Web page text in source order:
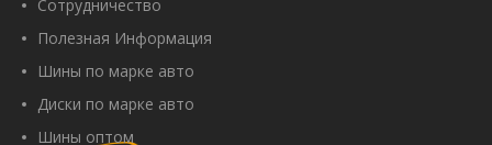
Сотрудничество
Полезная Информация
Шины по марке авто
Диски по марке авто
Шины оптом